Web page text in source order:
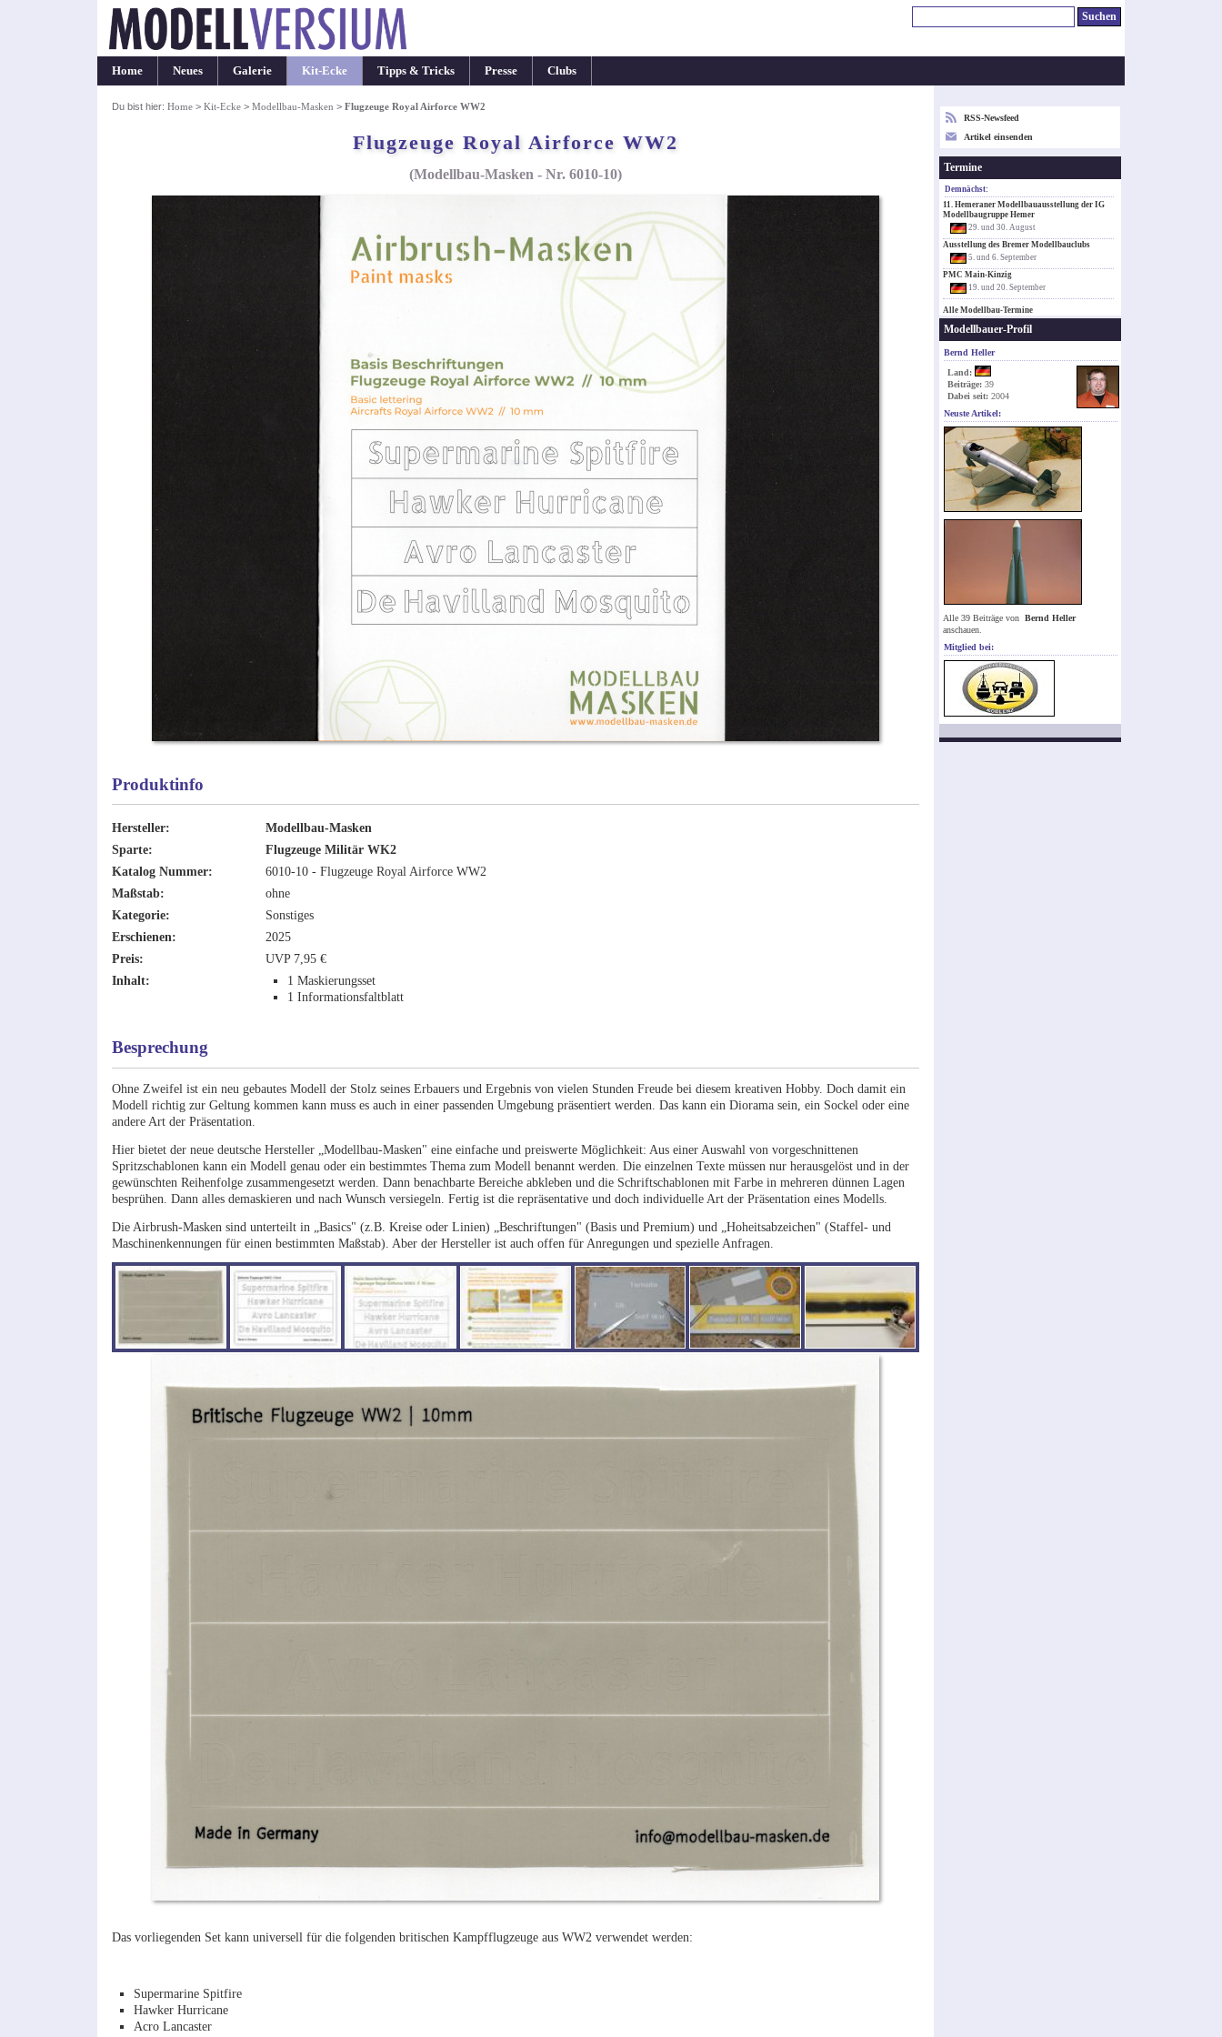
Home Neues Galerie Kit-Ecke Tipps & Tricks Presse Clubs
Du bist hier: Home> Kit-Ecke> Modellbau-Masken > Flugzeuge Royal Airforce WW2
Flugzeuge Royal Airforce WW2
(Modellbau-Masken - Nr. 6010-10)
Produktinfo
Hersteller:
Modellbau-Masken
Sparte:
Flugzeuge Militär WK2
Katalog Nummer:
6010-10 - Flugzeuge Royal Airforce WW2
Maßstab:
ohne
Kategorie:
Sonstiges
Erschienen:
2025
Preis:
UVP 7,95 €
Inhalt:
1 Maskierungsset
1 Informationsfaltblatt
Besprechung
Ohne Zweifel ist ein neu gebautes Modell der Stolz seines Erbauers und Ergebnis von vielen Stunden Freude bei diesem kreativen Hobby. Doch damit ein
Modell richtig zur Geltung kommen kann muss es auch in einer passenden Umgebung präsentiert werden. Das kann ein Diorama sein, ein Sockel oder eine
andere Art der Präsentation.
Hier bietet der neue deutsche Hersteller „Modellbau-Masken" eine einfache und preiswerte Möglichkeit: Aus einer Auswahl von vorgeschnittenen
Spritzschablonen kann ein Modell genau oder ein bestimmtes Thema zum Modell benannt werden. Die einzelnen Texte müssen nur herausgelöst und in der
gewünschten Reihenfolge zusammengesetzt werden. Dann benachbarte Bereiche abkleben und die Schriftschablonen mit Farbe in mehreren dünnen Lagen
besprühen. Dann alles demaskieren und nach Wunsch versiegeln. Fertig ist die repräsentative und doch individuelle Art der Präsentation eines Modells.
Die Airbrush-Masken sind unterteilt in „Basics" (z.B. Kreise oder Linien) „Beschriftungen" (Basis und Premium) und „Hoheitsabzeichen" (Staffel- und
Maschinenkennungen für einen bestimmten Maßstab). Aber der Hersteller ist auch offen für Anregungen und spezielle Anfragen.
Das vorliegenden Set kann universell für die folgenden britischen Kampfflugzeuge aus WW2 verwendet werden:
Supermarine Spitfire
Hawker Hurricane
Acro Lancaster
RSS-Newsfeed
Artikel einsenden
Termine
Demnächst:
11. Hemeraner Modellbauausstellung der IG
Modellbaugruppe Hemer
29. und 30. August
Ausstellung des Bremer Modellbauclubs
5. und 6. September
PMC Main-Kinzig
19. und 20. September
Alle Modellbau-Termine
Modellbauer-Profil
Bernd Heller
Land:
Beiträge: 39
Dabei seit: 2004
Neuste Artikel:
Alle 39 Beiträge von Bernd Heller
anschauen.
Mitglied bei: